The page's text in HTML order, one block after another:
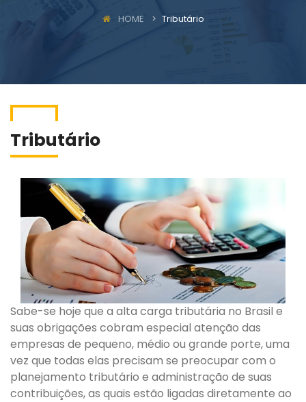
HOME Tributário
Tributário
Sabe-se hoje que a alta carga tributária no Brasil e
suas obrigações cobram especial atenção das
empresas de pequeno, médio ou grande porte, uma
vez que todas elas precisam se preocupar com o
planejamento tributário e administração de suas
contribuições, as quais estão ligadas diretamente ao